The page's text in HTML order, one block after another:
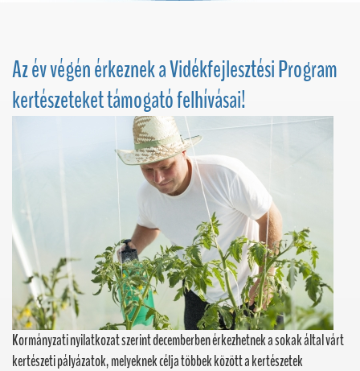
Az év végén érkeznek a Vidékfejlesztési Program
kertészeteket támogató felhívásai!
Kormányzati nyilatkozat szerint decemberben érkezhetnek a sokak által várt
kertészeti pályázatok, melyeknek célja többek között a kertészetek